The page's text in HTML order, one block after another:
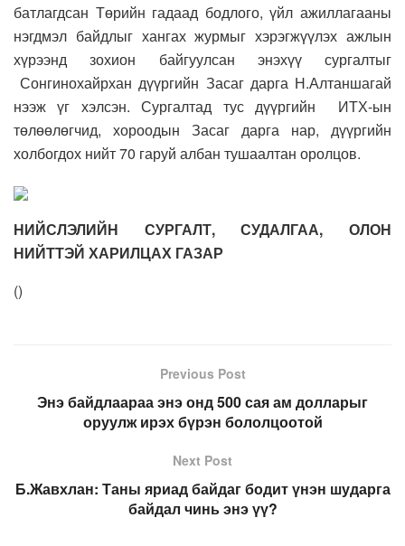
батлагдсан Төрийн гадаад бодлого, үйл ажиллагааны
нэгдмэл байдлыг хангах журмыг хэрэгжүүлэх ажлын
хүрээнд зохион байгуулсан энэхүү сургалтыг
Сонгинохайрхан дүүргийн Засаг дарга Н.Алтаншагай
нээж үг хэлсэн. Сургалтад тус дүүргийн ИТХ-ын
төлөөлөгчид, хороодын Засаг дарга нар, дүүргийн
холбогдох нийт 70 гаруй албан тушаалтан оролцов.
НИЙСЛЭЛИЙН СУРГАЛТ, СУДАЛГАА, ОЛОН
НИЙТТЭЙ ХАРИЛЦАХ ГАЗАР
()
Previous Post
Энэ байдлаараа энэ онд 500 сая ам долларыг
оруулж ирэх бүрэн бололцоотой
Next Post
Б.Жавхлан: Таны яриад байдаг бодит үнэн шударга
байдал чинь энэ үү?